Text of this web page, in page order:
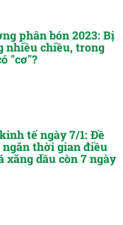
phân bón 2023: Bị
nhiều chiều, trong
"cơ"?
tế ngày 7/1: Đề
thời gian điều
xăng dầu còn 7 ngày